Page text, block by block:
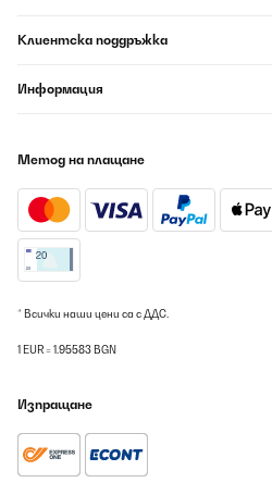
Клиентска поддръжка
Информация
Метод на плащане
* Всички наши цени са с ДДС.
1 EUR = 1.95583 BGN
Изпращане